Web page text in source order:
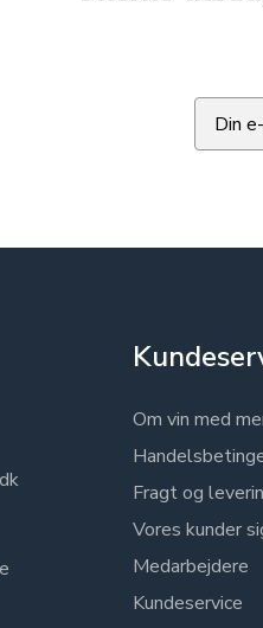
Email
Om vin med
Fragt og
Vores kunder
Medarbejdere
Kundeservice